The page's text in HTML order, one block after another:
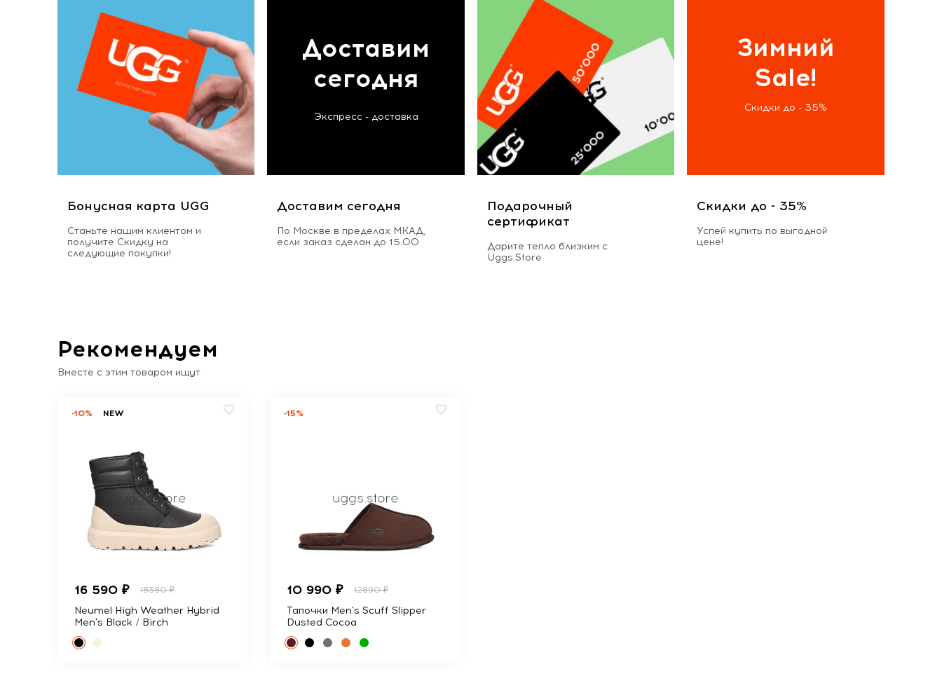
Бонусная карта UGG
Станьте нашим клиентом и
получите Скидку на
следующие покупки!
Доставим
сегодня
Экспресс - доставка
Доставим сегодня
По Москве в пределах МКАД,
если заказ сделан до 15.00
Подарочный
сертификат
Дарите тепло близким с
Uggs.Store
Зимний
Sale!
Скидки до - 35%
Скидки до - 35%
Успей купить по выгодной
цене!
Рекомендуем
Вместе с этим товаром ищут
-10% NEW
16 590 ₽ 18380 ₽
Neumel High Weather Hybrid
Men's Black / Birch
-15%
10 990 ₽ 12890 ₽
Тапочки Men's Scuff Slipper
Dusted Cocoa